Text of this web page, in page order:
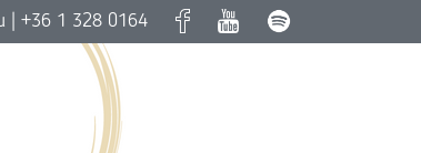
| +36 1 328 0164